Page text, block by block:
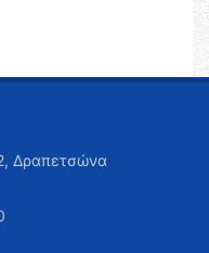
Δραπετσώνα